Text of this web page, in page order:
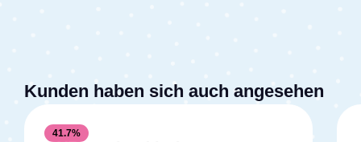
Kunden haben sich auch angesehen
41.7%